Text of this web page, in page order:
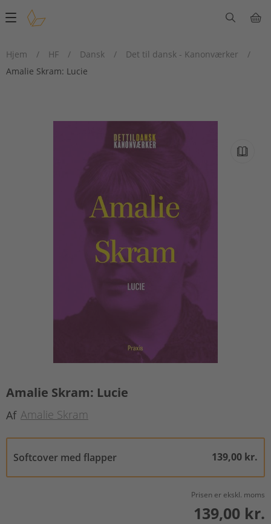
Main
Hjem
/ HF / Dansk / Det til dansk - Kanonværker
/
Amalie Skram: Lucie
Amalie Skram: Lucie
Af Amalie Skram
Softcover med flapper 139,00 kr.
Prisen er ekskl. moms
139,00 kr.